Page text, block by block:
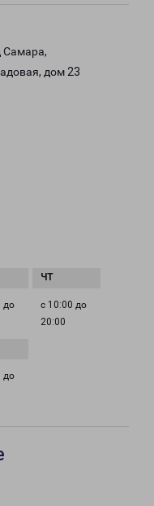
Самара,
дом 23
до
с 10:00 до
20:00
до